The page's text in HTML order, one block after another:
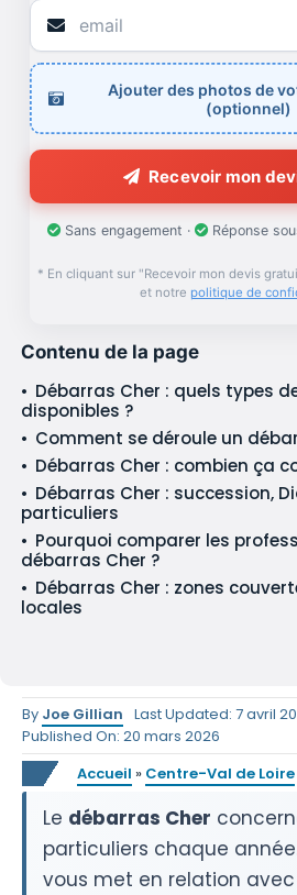
Ajouter des photos de
(optionnel)
Recevoir mon
Sans engagement · Réponse
* En cliquant sur "Recevoir mon devis
et notre politique de
Contenu de la page
Débarras Cher : quels types
disponibles ?
Comment se déroule un
Débarras Cher : combien ça
Débarras Cher : succession,
particuliers
Pourquoi comparer les
débarras Cher ?
Débarras Cher : zones
locales
By Joe Gillian Last Updated: 7 avril
Published On: 20 mars 2026
Accueil » Centre-Val de Loire
Le débarras Cher
particuliers chaque
vous met en relation avec